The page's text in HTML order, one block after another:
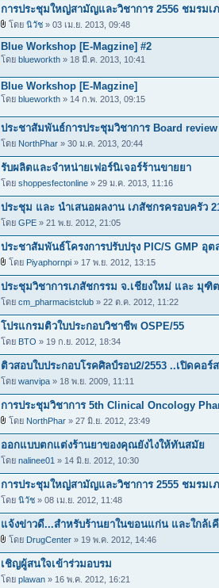
การประชุมใหญ่สามัญและวิชาการ 2556 ชมรมเ
โดย นิวัช » 03 เม.ย. 2013, 09:48
Blue Workshop [E-Magzine] #2
โดย blueworkth » 18 มี.ค. 2013, 10:41
Blue Workshop [E-Magzine]
โดย blueworkth » 14 ก.พ. 2013, 09:15
ประชาสัมพันธ์การประชุมวิชาการ Board
โดย NorthPhar » 30 ม.ค. 2013, 20:44
รับผลิตและจำหน่ายเฟอร์นิเจอร์ร้านขายยา
โดย shoppesfectonline » 29 ม.ค. 2013, 11:16
ประชุม และ นำเสนอผลงาน เภสัชกรครอบครัว
โดย GPE » 21 พ.ย. 2012, 21:05
ประชาสัมพันธ์โครงการปรับปรุง PIC/S GMP อุต
โดย Piyaphornpi » 17 พ.ย. 2012, 13:15
ประชุมวิชาการเภสัชกรรม จ.เชียงใหม่ และ มุฑิ
โดย cm_pharmacistclub » 22 ต.ค. 2012, 11:22
โปรแกรมติวใบประกอบวิชาชีพ OSPE/55
โดย BTO » 19 ก.ย. 2012, 18:34
ติวสอบใบประกอบโรคศิลป์รอบ2/2553 ..เปิดคอร์
โดย wanvipa » 18 พ.ย. 2009, 11:11
การประชุมวิชาการ 5th Clinical Oncology
โดย NorthPhar » 27 มิ.ย. 2012, 23:49
ออกแบบตกแต่งร้านยาของคุณยังไงให้ทันสมัย
โดย nalinee01 » 14 มิ.ย. 2012, 10:30
การประชุมใหญ่สามัญและวิชาการ 2555 ชมรมเ
โดย นิวัช » 08 เม.ย. 2012, 11:48
แจ้งข่าวดี...สำหรับร้านยาในขอนแก่น และใกล้เ
โดย DrugCenter » 19 พ.ค. 2012, 14:46
เชิญผู้สนใจเข้าร่วมอบรม
โดย plawan » 16 พ.ค. 2012, 16:21